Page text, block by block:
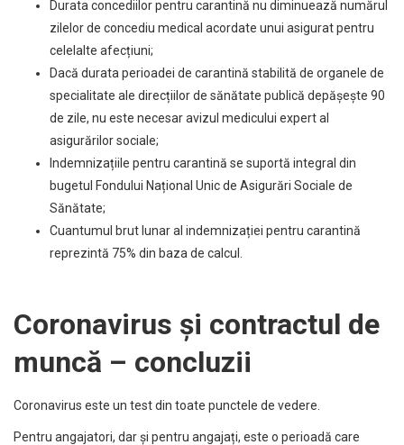
Durata concediilor pentru carantină nu diminuează numărul
zilelor de concediu medical acordate unui asigurat pentru
celelalte afecțiuni;
Dacă durata perioadei de carantină stabilită de organele de
specialitate ale direcțiilor de sănătate publică depășește 90
de zile, nu este necesar avizul medicului expert al
asigurărilor sociale;
Indemnizațiile pentru carantină se suportă integral din
bugetul Fondului Național Unic de Asigurări Sociale de
Sănătate;
Cuantumul brut lunar al indemnizației pentru carantină
reprezintă 75% din baza de calcul.
Coronavirus și contractul de
muncă – concluzii
Coronavirus este un test din toate punctele de vedere.
Pentru angajatori, dar și pentru angajați, este o perioadă care